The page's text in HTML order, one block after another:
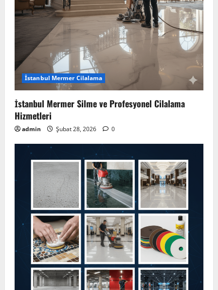
İstanbul Mermer Cilalama
İstanbul Mermer Silme ve Profesyonel Cilalama
Hizmetleri
admin Şubat 28, 2026 0